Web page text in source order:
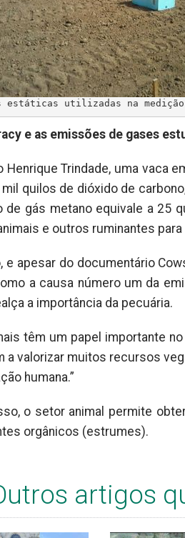
estáticas utilizadas na
e as emissões de gases
Henrique Trindade, uma vaca
quilos de dióxido de
de gás metano equivale a 25
e outros ruminantes
e apesar do documentário
a causa número um da
a importância da pecuária.
têm um papel importante
a valorizar muitos recursos
humana.”
o setor animal permite
orgânicos (estrumes).
artigos